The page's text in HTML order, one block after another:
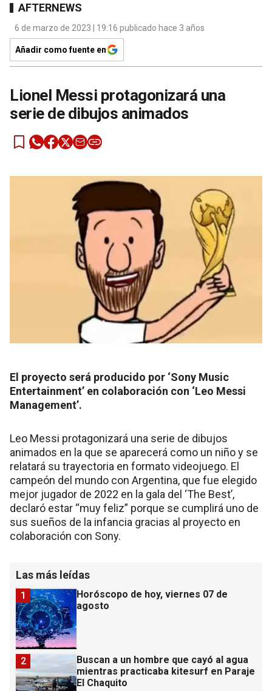
AFTERNEWS
6 de marzo de 2023 | 19:16 publicado hace 3 años
Añadir como fuente en
Lionel Messi protagonizará una
serie de dibujos animados
El proyecto será producido por ‘Sony Music
Entertainment’ en colaboración con ‘Leo Messi
Management’.
Leo Messi protagonizará una serie de dibujos
animados en la que se aparecerá como un niño y se
relatará su trayectoria en formato videojuego. El
campeón del mundo con Argentina, que fue elegido
mejor jugador de 2022 en la gala del ‘The Best’,
declaró estar “muy feliz” porque se cumplirá uno de
sus sueños de la infancia gracias al proyecto en
colaboración con Sony.
Las más leídas
Horóscopo de hoy, viernes 07 de
agosto
1
Buscan a un hombre que cayó al agua
mientras practicaba kitesurf en Paraje
El Chaquito
2